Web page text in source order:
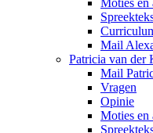
Moties en
Mail
Patricia van der
Mail
Vragen
Opinie
Moties en